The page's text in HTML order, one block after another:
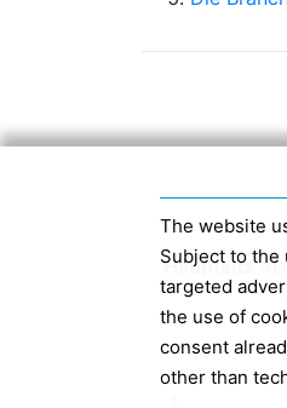
Hauptsitz
The website
Subject to the
targeted
the use of
consent
other than